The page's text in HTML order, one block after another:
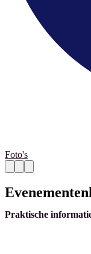
Foto's
Praktische